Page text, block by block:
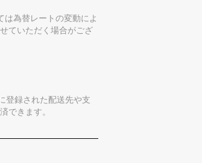
為替レートの変動によ
ていただく場合がござ
登録された配送先や支
できます。